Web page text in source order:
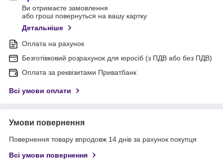
Ви отримаєте замовлення
або гроші повернуться на вашу картку
Детальніше
Оплата на рахунок
Безготівковий розрахунок для юросіб (з ПДВ або без ПДВ)
Оплата за реквізитами Приватбанк
Всі умови оплати
Умови повернення
Повернення товару впродовж 14 днів за рахунок покупця
Всі умови повернення